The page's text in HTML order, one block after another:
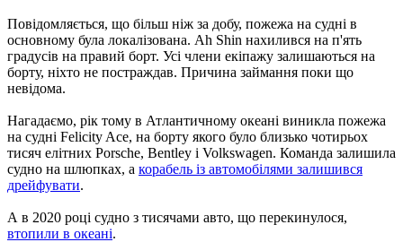
Повідомляється, що більш ніж за добу, пожежа на судні в
основному була локалізована. Ah Shin нахилився на п'ять
градусів на правий борт. Усі члени екіпажу залишаються на
борту, ніхто не постраждав. Причина займання поки що
невідома.
Нагадаємо, рік тому в Атлантичному океані виникла пожежа
на судні Felicity Ace, на борту якого було близько чотирьох
тисяч елітних Porsche, Bentley і Volkswagen. Команда залишила
судно на шлюпках, а корабель із автомобілями залишився
дрейфувати.
А в 2020 році судно з тисячами авто, що перекинулося,
втопили в океані.